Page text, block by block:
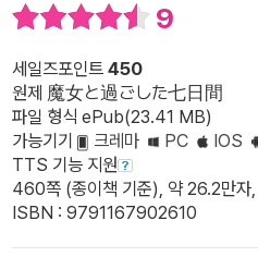
9
세일즈포인트 450
원제 魔女と過ごした七日間
파일 형식 ePub(23.41 MB)
가능기기
크레마 PC IOS
TTS 기능 지원
460쪽 (종이책 기준), 약 26.2만자
ISBN : 9791167902610